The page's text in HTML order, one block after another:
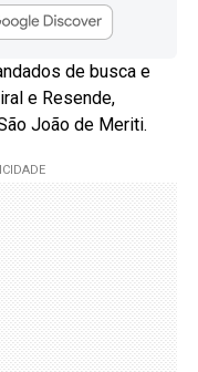
de busca e
e Resende,
João de Meriti.